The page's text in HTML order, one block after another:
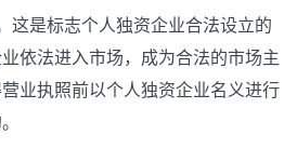
是标志个人独资企业合法设立的
依法进入市场，成为合法的市场主
业执照前以个人独资企业名义进行